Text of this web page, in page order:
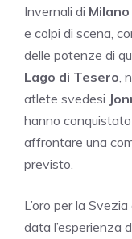
Invernali di
e colpi di scena,
delle potenze di
Lago di Tesero ,
atlete svedesi
hanno conquistato
affrontare una
previsto.
L’oro per la
data l’esperienza